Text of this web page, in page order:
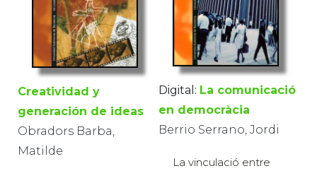
Creatividad y
generación de ideas
Obradors Barba,
Matilde
Digital: La comunicació
en democràcia
Berrio Serrano, Jordi
La vinculació entre